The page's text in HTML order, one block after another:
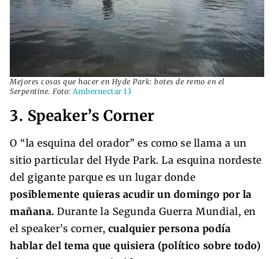
Mejores cosas que hacer en Hyde Park: botes de remo en el
Serpentine. Foto: Ambernectar 13
3. Speaker’s Corner
O “la esquina del orador” es como se llama a un
sitio particular del Hyde Park. La esquina nordeste
del gigante parque es un lugar donde
posiblemente quieras acudir un domingo por la
mañana. Durante la Segunda Guerra Mundial, en
el speaker’s corner, cualquier persona podía
hablar del tema que quisiera (político sobre todo)